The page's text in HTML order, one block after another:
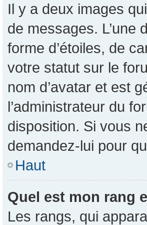
Il y a deux images
de messages. L’une
forme d’étoiles, de
votre statut sur le
nom d’avatar et est
l’administrateur du
disposition. Si vous
demandez-lui pour
Haut
Quel est mon rang
Les rangs, qui